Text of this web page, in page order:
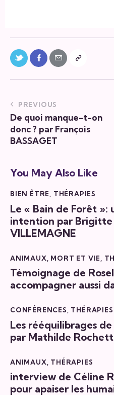
PREVIOUS
De quoi manque-t-on
donc ? par François
BASSAGET
You May Also Like
BIEN ÊTRE, THÉRAPIES
Le « Bain de Forêt
intention par Brigitte
VILLEMAGNE
ANIMAUX MORT ET VIE
Témoignage de
accompagner aussi
CONFÉRENCES, THÉRAPIES
Les rééquilibrages
par Mathilde
ANIMAUX THÉRAPIES
interview de Céline
pour apaiser les